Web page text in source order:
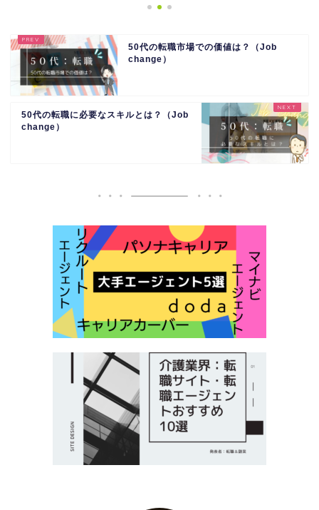
50代の転職市場での価値は？（Job
change）
50代の転職に必要なスキルとは？（Job
change）